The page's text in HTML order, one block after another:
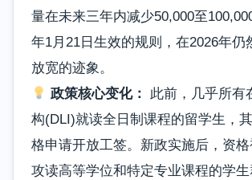
量在未来三年内减少50,000至
年1月21日生效的规则，在2026年仍
放宽的迹象。
政策核心变化：
此前，几乎所有
构(DLI)就读全日制课程的留学生，
格申请开放工签。新政实施后，资
攻读高等学位和特定专业课程的学生